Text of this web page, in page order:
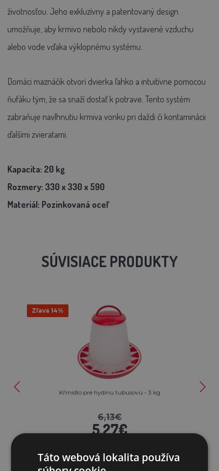
životnosťou. Jeho exkluzívny a patentovaný design
umožňuje, aby krmivo nebolo nikdy vystavené vzduchu
alebo vode vďaka výklopnému systému.
Domáci maznáčik otvorí dvierka ľahko a intuitívne pomocou
ňufáku tým, že sa snaží dostať k potrave. Tento systém
zabraňuje navlhnutiu krmiva vonku pri daždi či kontaminácii
ďalšími zvieratami.
Kapacita: 20 kg
Rozmery: 330 x 330 x 590
Materiál: Pozinkovaná oceľ
SÚVISIACE PRODUKTY
Zľava 14%
Kŕmidlo pre hydinu tubusovú - 3 kg
6,13€
5,27€
Táto webová lokalita používa